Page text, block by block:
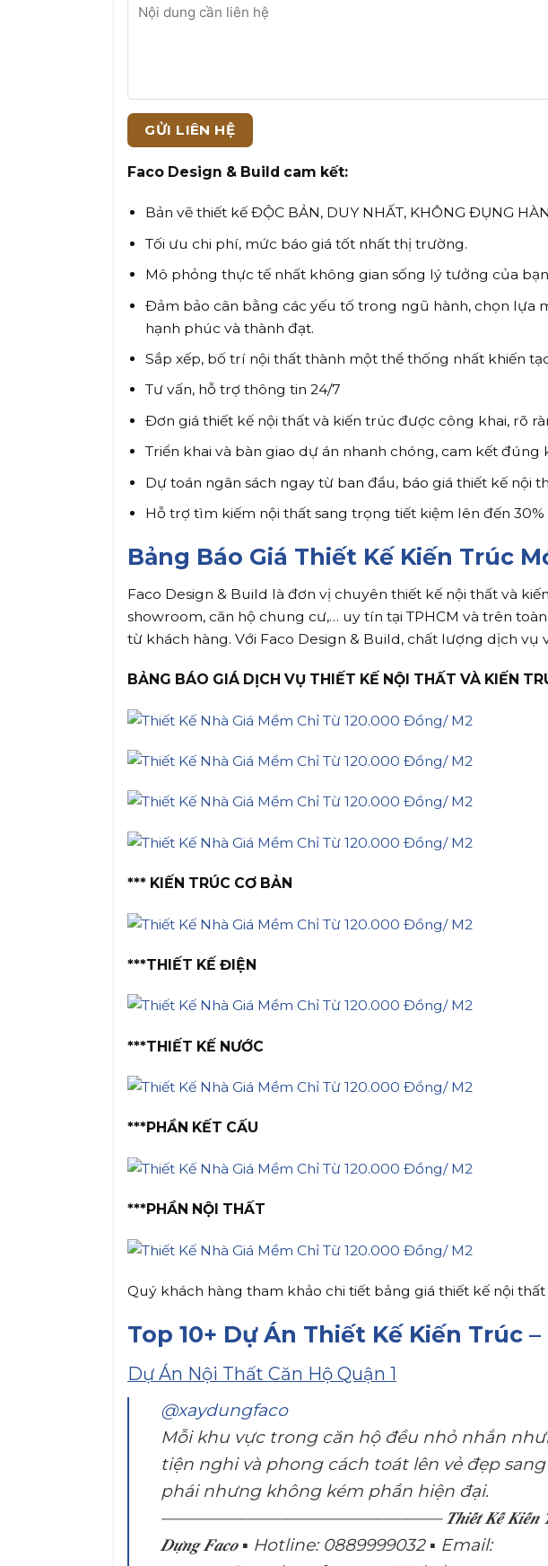
Faco Design & Build cam kết:
Bản vẽ thiết kế ĐỘC BẢN, DUY NHẤT, KHÔNG ĐỤNG
Tối ưu chi phí, mức báo giá tốt nhất thị trường.
Mô phỏng thực tế nhất không gian sống lý tưởng của
Đảm bảo cân bằng các yếu tố trong ngũ hành, chọn lựa
hạnh phúc và thành đạt.
Sắp xếp, bố trí nội thất thành một thể thống nhất khiến
Tư vấn, hỗ trợ thông tin 24/7
Đơn giá thiết kế nội thất và kiến trúc được công khai, rõ
Triển khai và bàn giao dự án nhanh chóng, cam kết đúng
Dự toán ngân sách ngay từ ban đầu, báo giá thiết kế
Hỗ trợ tìm kiếm nội thất sang trọng tiết kiệm lên đến 30%
Bảng Báo Giá Thiết Kế Kiến Trúc
Faco Design & Build là đơn vị chuyên thiết kế nội thất và
showroom, căn hộ chung cư,… uy tín tại TPHCM và trên
từ khách hàng. Với Faco Design & Build, chất lượng dịch
BẢNG BÁO GIÁ DỊCH VỤ THIẾT KẾ NỘI THẤT VÀ KIẾN
*** KIẾN TRÚC CƠ BẢN
***THIẾT KẾ ĐIỆN
***THIẾT KẾ NƯỚC
***PHẦN KẾT CẤU
***PHẦN NỘI THẤT
Quý khách hàng tham khảo chi tiết bảng giá thiết kế nội
Top 10+ Dự Án Thiết Kế Kiến Trúc
Dự Án Nội Thất Căn Hộ Quận 1
@xaydungfaco
Mỗi khu vực trong căn hộ đều nhỏ nhắn
tiện nghi và phong cách toát lên vẻ đẹp
phái nhưng không kém phần hiện đại.
————————————————– 𝑻𝒉𝒊𝒆̂́𝒕 𝑲𝒆̂́ 𝑲𝒊𝒆̂́𝒏
𝑫𝒖̛̣𝒏𝒈 𝑭𝒂𝒄𝒐 ▪️ Hotline: 0889999032 ▪️ Email: